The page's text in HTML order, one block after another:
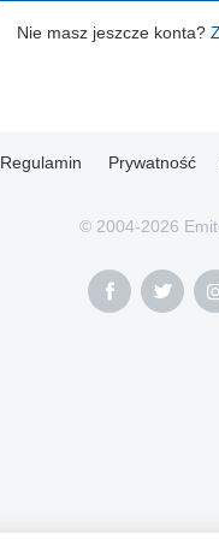
Nie masz jeszcze konta?
Regulamin Prywatność
© 2004-2026